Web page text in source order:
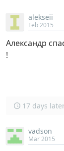
alekseii
Feb 2015
Александр
!
17 days
vadson
Mar 2015